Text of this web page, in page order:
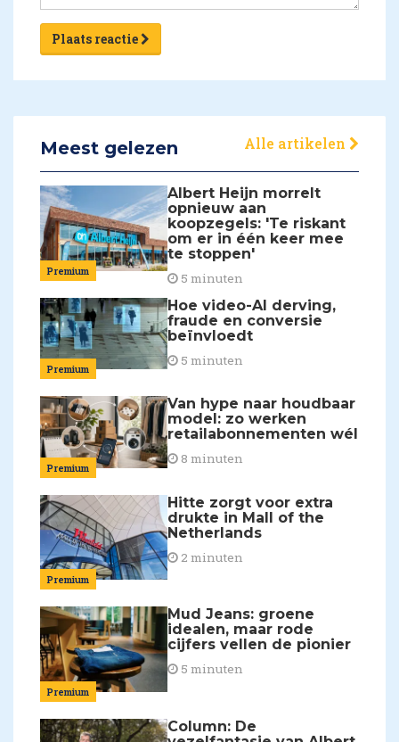
Plaats reactie
Meest gelezen Alle artikelen
Premium
Albert Heijn morrelt
opnieuw aan
koopzegels: 'Te riskant
om er in één keer mee
te stoppen'
5 minuten
Premium
Hoe video-AI derving,
fraude en conversie
beïnvloedt
5 minuten
Premium
Van hype naar houdbaar
model: zo werken
retailabonnementen wél
8 minuten
Premium
Hitte zorgt voor extra
drukte in Mall of the
Netherlands
2 minuten
Premium
Mud Jeans: groene
idealen, maar rode
cijfers vellen de pionier
5 minuten
Column: De